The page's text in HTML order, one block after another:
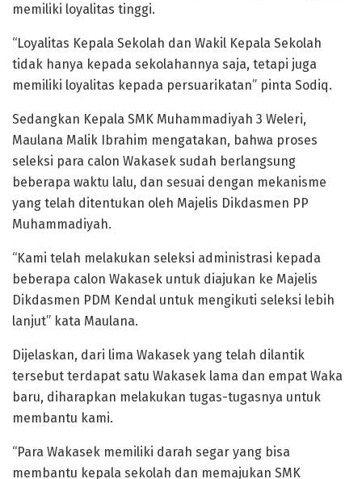
memiliki loyalitas tinggi.
“Loyalitas Kepala Sekolah dan Wakil Kepala Sekolah
tidak hanya kepada sekolahannya saja, tetapi juga
memiliki loyalitas kepada persuarikatan” pinta Sodiq.
Sedangkan Kepala SMK Muhammadiyah 3 Weleri,
Maulana Malik Ibrahim mengatakan, bahwa proses
seleksi para calon Wakasek sudah berlangsung
beberapa waktu lalu, dan sesuai dengan mekanisme
yang telah ditentukan oleh Majelis Dikdasmen PP
Muhammadiyah.
“Kami telah melakukan seleksi administrasi kepada
beberapa calon Wakasek untuk diajukan ke Majelis
Dikdasmen PDM Kendal untuk mengikuti seleksi lebih
lanjut” kata Maulana.
Dijelaskan, dari lima Wakasek yang telah dilantik
tersebut terdapat satu Wakasek lama dan empat Waka
baru, diharapkan melakukan tugas-tugasnya untuk
membantu kami.
“Para Wakasek memiliki darah segar yang bisa
membantu kepala sekolah dan memajukan SMK